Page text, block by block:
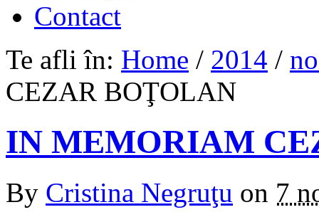
Contact
Te afli în: Home / 2014 /
CEZAR BOŢOLAN
IN MEMORIAM
By Cristina Negruţu on 7